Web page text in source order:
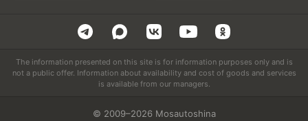
The information presented on this site is for information purposes only and is
not a public offer. Information about availability and cost of goods and services
is available from our managers.
© 2009–2026 Mosautoshina